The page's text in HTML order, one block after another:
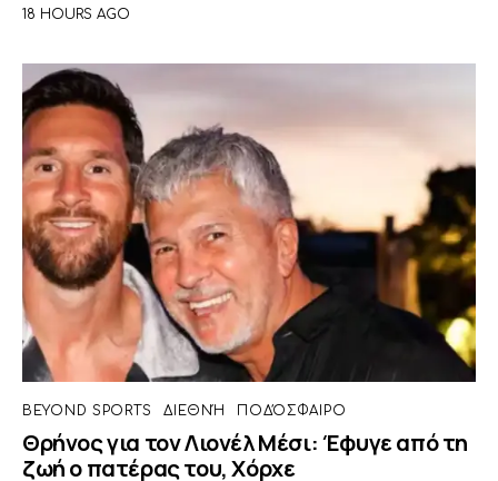
18 HOURS AGO
BEYOND SPORTS ΔΙΕΘΝΉ ΠΟΔΌΣΦΑΙΡΟ
Θρήνος για τον Λιονέλ Μέσι: Έφυγε από τη
ζωή ο πατέρας του, Χόρχε